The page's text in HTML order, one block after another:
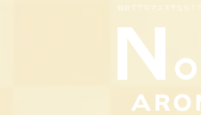
仙台でアロマエステなら！